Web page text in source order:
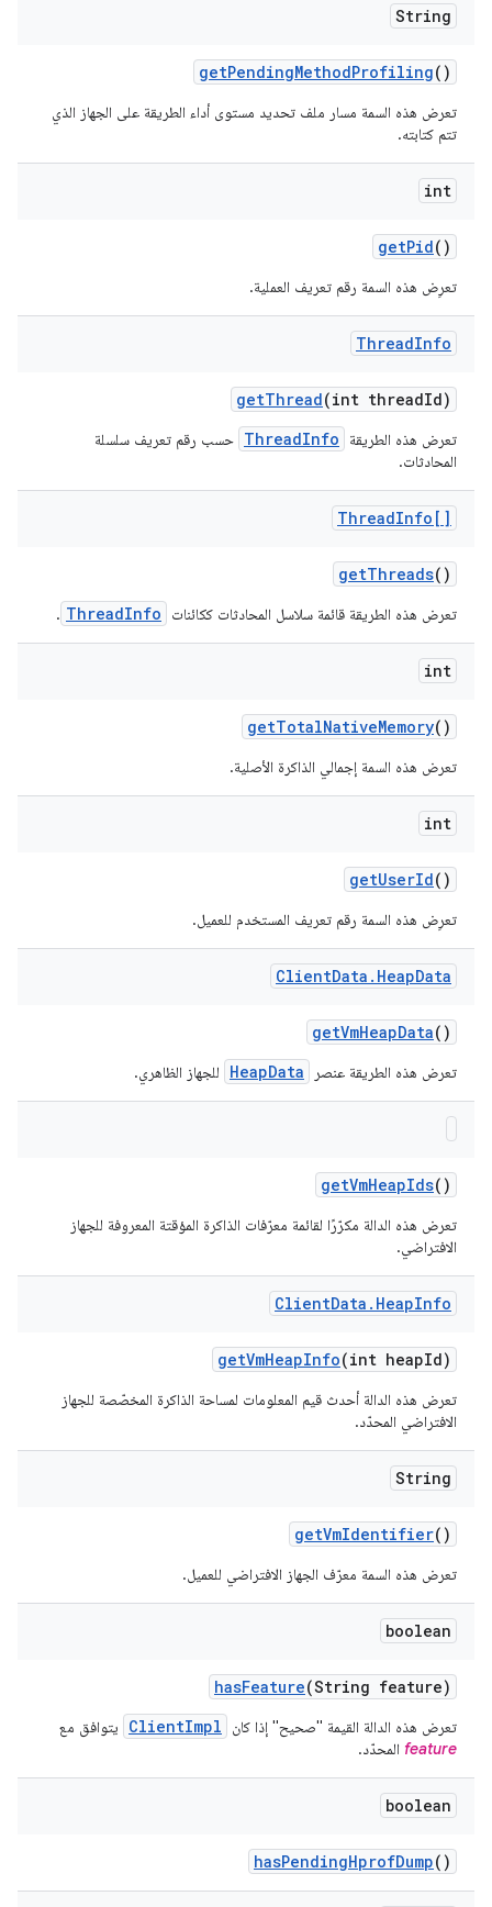
String
getPendingMethodProfiling()
تعرض هذه السمة مسار ملف تحديد مستوى أداء الطريقة على الجهاز الذي
تتم كتابته.
int
getPid()
تعرِض هذه السمة رقم تعريف العملية.
ThreadInfo
getThread(int threadId)
تعرض هذه الطريقة ThreadInfo حسب رقم تعريف سلسلة
المحادثات.
ThreadInfo[]
getThreads()
تعرض هذه الطريقة قائمة سلاسل المحادثات ككائنات ThreadInfo
.
int
getTotalNativeMemory()
تعرض هذه السمة إجمالي الذاكرة الأصلية.
int
getUserId()
تعرِض هذه السمة رقم تعريف المستخدم للعميل.
ClientData . HeapData
getVmHeapData()
تعرض هذه الطريقة عنصر HeapData للجهاز الظاهري.
getVmHeapIds()
تعرض هذه الدالة مكرّرًا لقائمة معرّفات الذاكرة المؤقتة المعروفة للجهاز
الافتراضي.
ClientData . HeapInfo
getVmHeapInfo(int heapId)
تعرض هذه الدالة أحدث قيم المعلومات لمساحة الذاكرة المخصّصة للجهاز
الافتراضي المحدّد.
String
getVmIdentifier()
تعرض هذه السمة معرّف الجهاز الافتراضي للعميل.
boolean
hasFeature(String feature)
تعرض هذه الدالة القيمة "صحيح" إذا كان ClientImpl
يتوافق مع
feature المحدّد.
boolean
hasPendingHprofDump()